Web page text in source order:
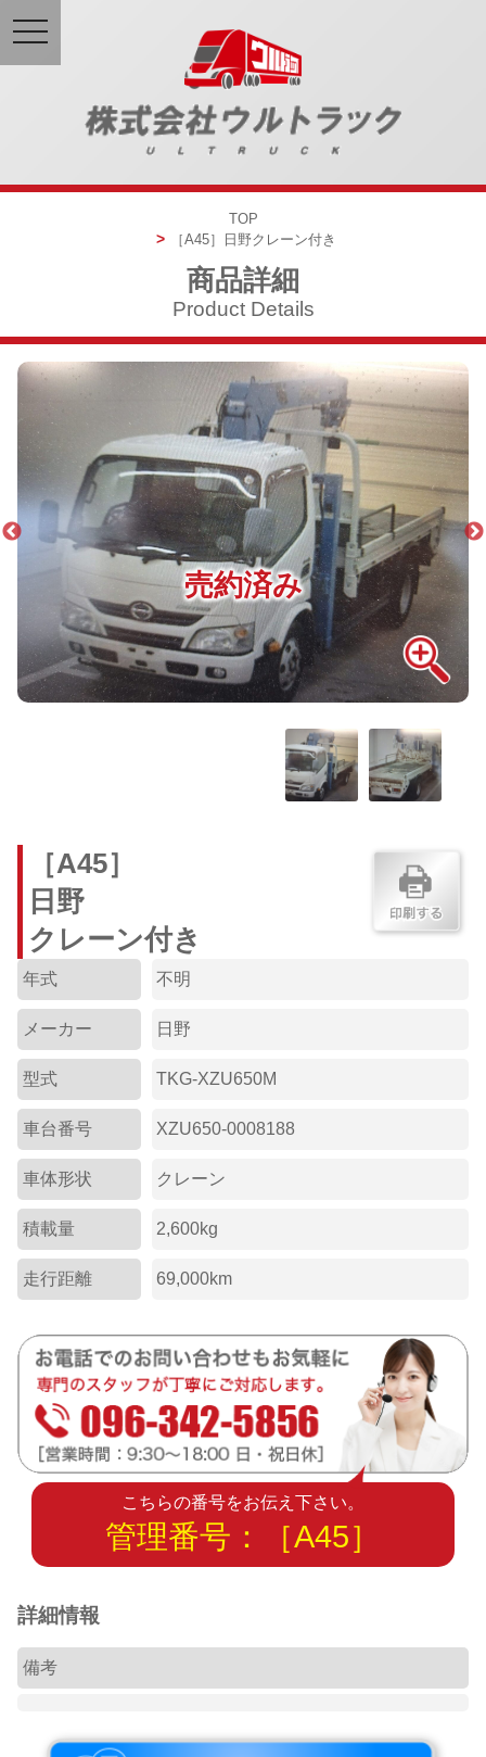
TOP
［A45］
日野クレーン付き
商品詳細
Product Details
売約済み
［A45］
日野
クレーン付き
年式 不明
メーカー 日野
型式 TKG-XZU650M
車台番号 XZU650-0008188
車体形状 クレーン
積載量 2,600kg
走行距離 69,000km
こちらの番号をお伝え下さい。
管理番号：［A45］
詳細情報
備考
toggle
navigation